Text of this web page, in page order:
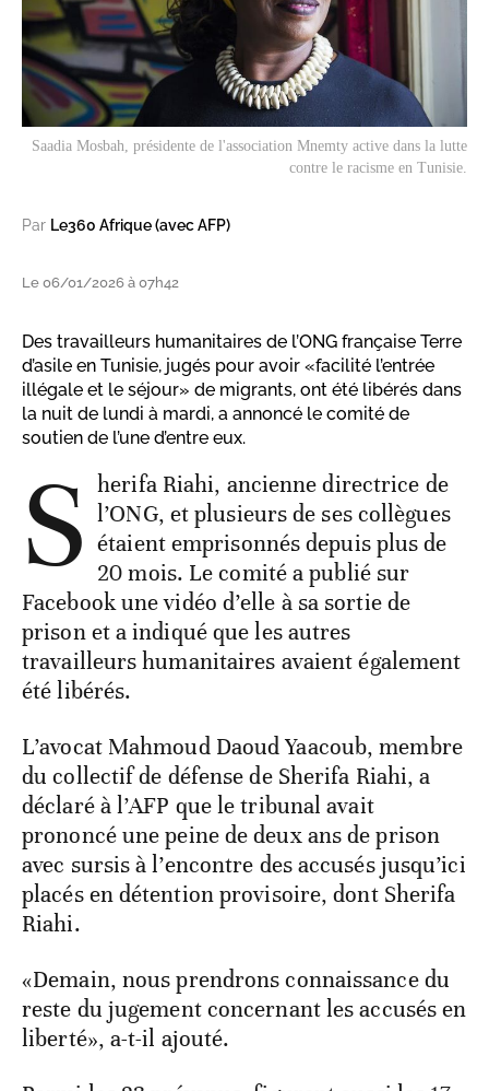
Saadia Mosbah, présidente de l'association Mnemty active dans la lutte
contre le racisme en Tunisie.
Par Le360 Afrique (avec AFP)
Le 06/01/2026 à 07h42
Des travailleurs humanitaires de l’ONG française Terre
d’asile en Tunisie, jugés pour avoir «facilité l’entrée
illégale et le séjour» de migrants, ont été libérés dans
la nuit de lundi à mardi, a annoncé le comité de
soutien de l’une d’entre eux.
S herifa Riahi, ancienne directrice de
l’ONG, et plusieurs de ses collègues
étaient emprisonnés depuis plus de
20 mois. Le comité a publié sur
Facebook une vidéo d’elle à sa sortie de
prison et a indiqué que les autres
travailleurs humanitaires avaient également
été libérés.
L’avocat Mahmoud Daoud Yaacoub, membre
du collectif de défense de Sherifa Riahi, a
déclaré à l’AFP que le tribunal avait
prononcé une peine de deux ans de prison
avec sursis à l’encontre des accusés jusqu’ici
placés en détention provisoire, dont Sherifa
Riahi.
«Demain, nous prendrons connaissance du
reste du jugement concernant les accusés en
liberté», a-t-il ajouté.